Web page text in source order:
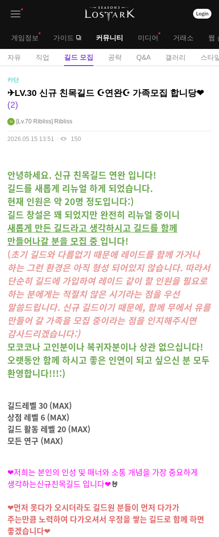
대
메
게임정보 가이드 커뮤니티 미디어 거래소 웹
서
메
자유 직업 길드 모집 공략 Q&A 갤러리 스타
길
드
모
집
게
판
카단
✈LV.30 신규 친목길드 ☪연완☪ 가족모집 합니당❤
2
Lv.70 Ribliss Ribliss
2026.05.15 13:51 150
안녕하세요. 신규 친목길드 연완 입니다!
길드를 새롭게 리뉴얼 하게 되었습니다.
현재 인원은 약 20명 정도입니다:)
길드 창설은 꽤 되었지만 완전히 리뉴얼 중이니
새롭게 만든 길드라고 생각하시고 길드를 함께
만들어나갈 분을 모집 중 입니다!
(초기 길드와 다름없기 때문에 레이드를 함께 가거나
하는 그런 환경은 아직 형성 되어있지 않습니다. 따라서
단순히 길드에 가입하여 레이드 같이 할 인원을 필요로
하는 분에게는 적절치 않은 시기라는 점을 우선
말씀드립니다. 신규 길드이기 때문에, 함께 무에서 유를
만들어 갈 가족을 모집 중이라는 점을 인지해주시면
감사드리겠습니다:)
모코코나 고인분이나 복귀자분이나 상관 없으십니다!
오랫동안 함께 하시고 좋은 인연이 되고 싶으신 분 모두
환영합니다!!!:)
길드레벨 30 (MAX)
상점 레벨 6 (MAX)
길드 활동 레벨 20 (MAX)
모든 연구 (MAX)
❤저희는 본인의 인성 및 매너와 소통 개념을 가장 중요하게
생각하는신규친목길드 입니다❤🤘
❤먼저 못다가 오시더라도 길드원 분들이 먼저 다가가
주는만큼 노력하여 다가오셔서 우정을 쌓는 길드로 함께 하면
좋겠습니다❤